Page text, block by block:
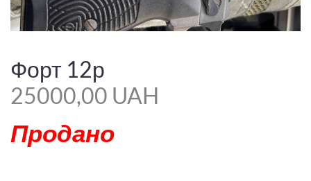
Форт 12р
25000,00 UAH
Продано